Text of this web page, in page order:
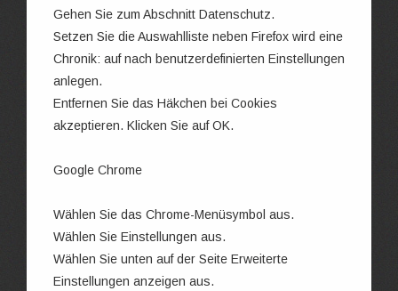
Gehen Sie zum Abschnitt Datenschutz.
Setzen Sie die Auswahlliste neben Firefox wird eine
Chronik: auf nach benutzerdefinierten Einstellungen
anlegen.
Entfernen Sie das Häkchen bei Cookies
akzeptieren. Klicken Sie auf OK.
Google Chrome
Wählen Sie das Chrome-Menüsymbol aus.
Wählen Sie Einstellungen aus.
Wählen Sie unten auf der Seite Erweiterte
Einstellungen anzeigen aus.